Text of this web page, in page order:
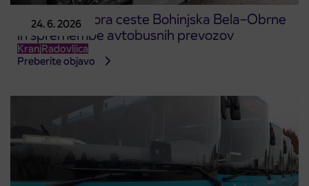
24. 6. 2026
Popolna zapora ceste Bohinjska Bela–Obrne
in spremembe avtobusnih prevozov
KranjRadovljica
Preberite objavo